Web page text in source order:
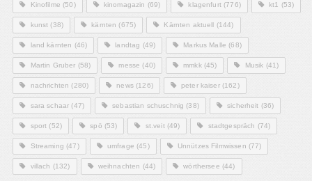
Kinofilme (50) kinomagazin (69) klagenfurt(776) kt1 (53)
kunst (38) kärnten (675) Kärnten aktuell (144)
land kärnten (46) landtag (49) Markus Malle (68)
Martin Gruber (58) messe (40) mmkk(45) Musik (41)
nachrichten (280) news(126) peter kaiser(162)
sara schaar (47) sebastian schuschnig (38) sicherheit (36)
sport (52) spö (53) st.veit(49) stadtgespräch (74)
Streaming (47) umfrage (45) Unnützes Filmwissen (77)
villach (132) weihnachten (44) wörthersee (44)